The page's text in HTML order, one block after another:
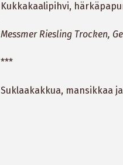
Kukkakaalipihvi,
Messmer Riesling Trocken,
***
Suklaakakkua, mansikkaa